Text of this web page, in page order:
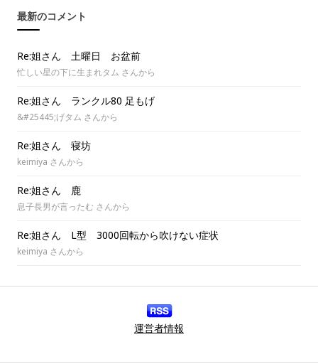
最新のコメント
Re:姐さん 土曜日 お盆前
忙しい星の下に生まれタム さんから
Re:姐さん ランクル80 足もげ
&#25445;げタム さんから
Re:姐さん 寝坊
keimiya さんから
Re:姐さん 鹿
息子長男が言ったむ さんから
Re:姐さん L型 3000回転から吹けない症状
keimiya さんから
運営者情報